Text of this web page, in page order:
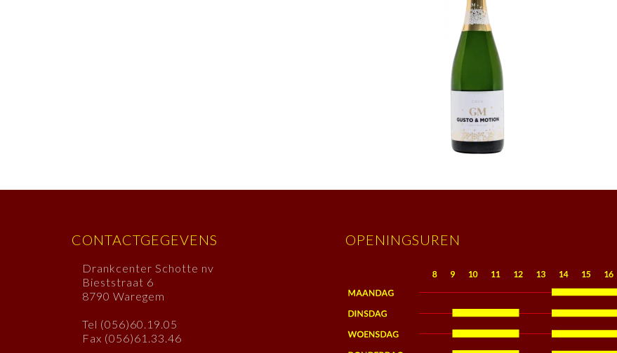
CONTACTGEGEVENS
Drankcenter Schotte nv
Bieststraat 6
8790 Waregem
Tel (056)60.19.05
Fax (056)61.33.46
OPENINGSUREN